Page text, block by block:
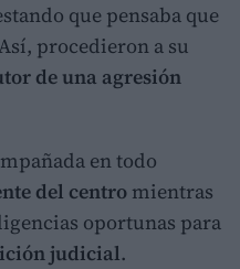
que pensaba que
procedieron a su
de una agresión
en todo
del centro mientras
oportunas para
judicial.